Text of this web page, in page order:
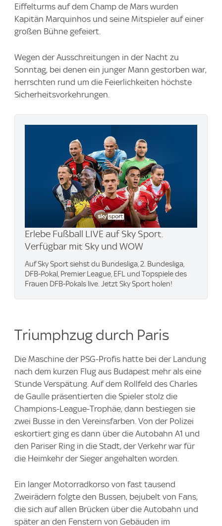
Eiffelturms auf dem Champ de Mars wurden
Kapitän Marquinhos und seine Mitspieler auf einer
großen Bühne gefeiert.
Wegen der Ausschreitungen in der Nacht zu
Sonntag, bei denen ein junger Mann gestorben war,
herrschten rund um die Feierlichkeiten höchste
Sicherheitsvorkehrungen.
Erlebe Fußball LIVE auf Sky Sport.
Verfügbar mit Sky und WOW
Auf Sky Sport siehst du Bundesliga, 2. Bundesliga,
DFB-Pokal, Premier League, EFL und Topspiele des
Frauen DFB-Pokals live. Jetzt Sky Sport holen!
Triumphzug durch Paris
Die Maschine der PSG-Profis hatte bei der Landung
nach dem kurzen Flug aus Budapest mehr als eine
Stunde Verspätung. Auf dem Rollfeld des Charles
de Gaulle präsentierten die Spieler stolz die
Champions-League-Trophäe, dann bestiegen sie
zwei Busse in den Vereinsfarben. Von der Polizei
eskortiert ging es dann über die Autobahn A1 und
den Pariser Ring in die Stadt, der Verkehr war für
die Heimkehr der Sieger angehalten worden.
Ein langer Motorradkorso von fast tausend
Zweirädern folgte den Bussen, bejubelt von Fans,
die sich auf allen Brücken über die Autobahn und
später an den Fenstern von Gebäuden im